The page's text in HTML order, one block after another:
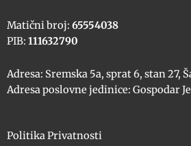
Matični broj: 65554038
PIB: 111632790
Adresa: Sremska 5a, sprat 6, stan 27,
Adresa poslovne jedinice: Gospodar
Politika Privatnosti